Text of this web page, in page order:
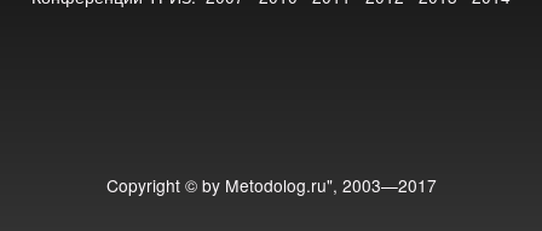
Copyright © by Metodolog.ru", 2003—2017